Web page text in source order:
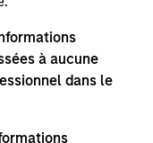
à aucune
dans le